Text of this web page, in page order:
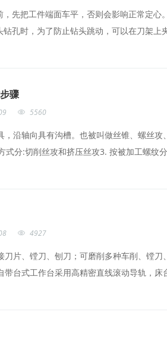
先把工件端面车平，否则会影响正常定
孔时，为了防止钻头跳动，可以在刀架
骤
5560
，沿轴向具有沟槽。也被叫做丝锥、螺丝
式分:切削丝攻和挤压丝攻3. 按被加工螺纹
4927
刀片、镗刀、刨刀；可磨削多种车削、镗
带台式工作台采用高精密直线滚动导轨，